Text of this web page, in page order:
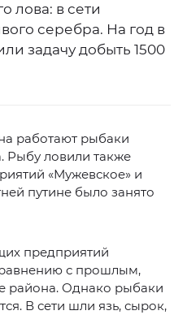
лова: в сети
серебра. На год в
задачу добыть 1500
работают рыбаки
Рыбу ловили также
«Мужевское» и
путине было занято
предприятий
с прошлым,
района. Однако рыбаки
В сети шли язь, сырок,